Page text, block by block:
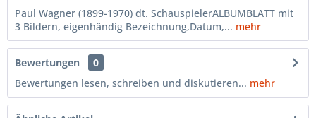
Paul Wagner (1899-1970) dt. SchauspielerALBUMBLATT mit
3 Bildern, eigenhändig Bezeichnung,Datum,... mehr
Bewertungen
0
Bewertungen lesen, schreiben und diskutieren... mehr